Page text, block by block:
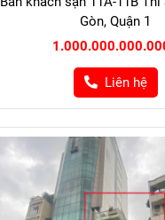
Gòn, Quận 1
Liên hệ